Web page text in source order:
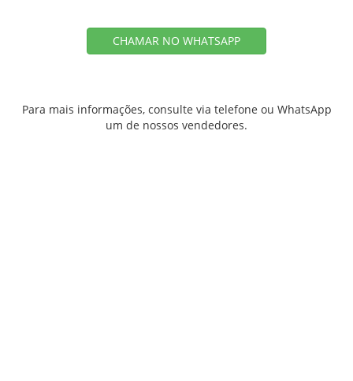
CHAMAR NO WHATSAPP
Para mais informações, consulte via telefone ou WhatsApp
um de nossos vendedores.